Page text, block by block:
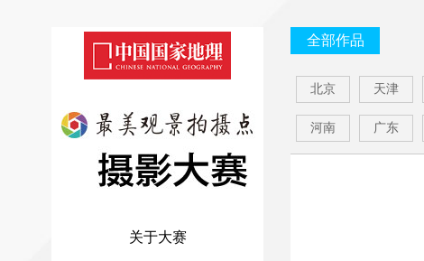
关于大赛
全部作品
北京 天津
河南 广东